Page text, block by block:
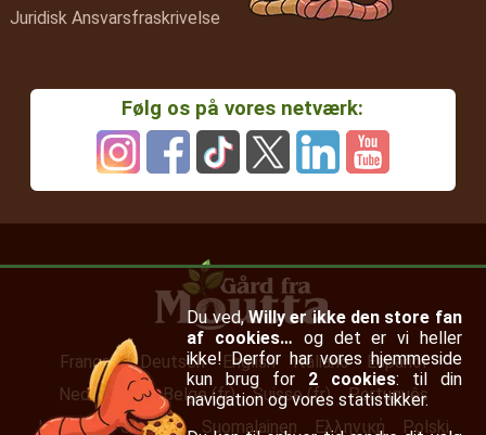
Juridisk Ansvarsfraskrivelse
Følg os på vores netværk:
Français Deutsch English Italiano
Español
Nederlands
Belge (fr) Suisse (fr)
Português
Irish (en)
Svenska Suomalainen Ελληνική Polski
Du ved,Willy er ikke den store fan
af cookies… og det er vi heller
ikke! Derfor har vores hjemmeside
kun brug for 2 cookies: til din
navigation og vores statistikker.